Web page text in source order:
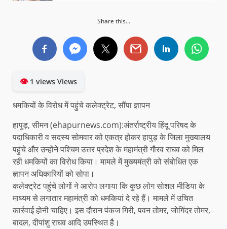
Share this...
👁1 views Views
धमकियों के विरोध में पहुंचे कलेक्ट्रेट, सौंपा ज्ञापन
हापुड़, सीमन (ehapurnews.com):अंतर्राष्ट्रीय हिंदू परिषद के
पदाधिकारी व सदस्य सोमवार को एकत्र होकर हापुड़ के जिला मुख्यालय
पहुंचे और उन्होंने पश्चिम उत्तर प्रदेश के महामंत्री गौरव राघव को मिल
रही धमकियों का विरोध किया। मामले में मुख्यमंत्री को संबोधित एक
ज्ञापन अधिकारियों को सोपा।
कलेक्ट्रेट पहुंचे लोगों ने आरोप लगाया कि कुछ लोग सोशल मीडिया के
माध्यम से लगातार महामंत्री को धमकियां दे रहे हैं। मामले में उचित
कार्रवाई होनी चाहिए। इस दौरान पंकज गिरी, पवन तोमर, जोगिंदर तोमर,
बादल, दीपांशु राघव आदि उपस्थित है।